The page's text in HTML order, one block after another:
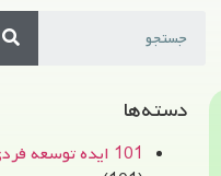
دسته‌ها
101 ایده توسعه فردی